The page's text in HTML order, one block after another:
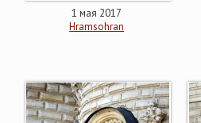
1 мая 2017
Hramsohran